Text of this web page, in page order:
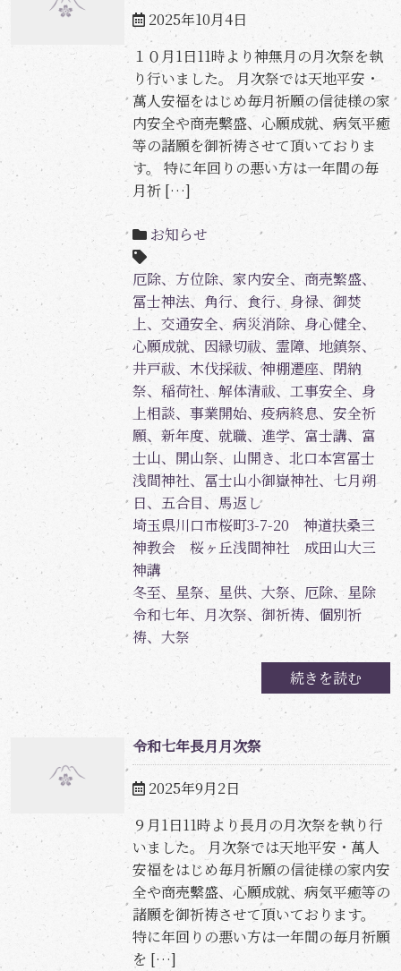
2025年10月4日
１０月1日11時より神無月の月次祭を執
り行いました。 月次祭では天地平安・
萬人安福をはじめ毎月祈願の信徒様の家
内安全や商売繫盛、心願成就、病気平癒
等の諸願を御祈祷させて頂いておりま
す。 特に年回りの悪い方は一年間の毎
月祈 […]
お知らせ
厄除、方位除、家内安全、商売繁盛、
冨士神法、角行、食行、身禄、御焚
上、交通安全、病災消除、身心健全、
心願成就、因縁切祓、霊障、地鎮祭、
井戸祓、木伐採祓、神棚遷座、閉納
祭、稲荷社、解体清祓、工事安全、身
上相談、事業開始、疫病終息、安全祈
願、新年度、就職、進学、富士講、富
士山、開山祭、山開き、北口本宮冨士
浅間神社、冨士山小御嶽神社、七月朔
日、五合目、馬返し
埼玉県川口市桜町3-7-20 神道扶桑三
神教会 桜ヶ丘浅間神社 成田山大三
神講
冬至、星祭、星供、大祭、厄除、星除
令和七年、月次祭、御祈祷、個別祈
祷、大祭
続きを読む
令和七年長月月次祭
2025年9月2日
９月1日11時より長月の月次祭を執り行
いました。 月次祭では天地平安・萬人
安福をはじめ毎月祈願の信徒様の家内安
全や商売繫盛、心願成就、病気平癒等の
諸願を御祈祷させて頂いております。
特に年回りの悪い方は一年間の毎月祈願
を […]